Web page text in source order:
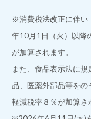
※消費税法改正に伴い
年10月1日（火）以降
が加算されます。
また、食品表示法に
品、医薬外部品等をの
軽減税率８％が加算さ